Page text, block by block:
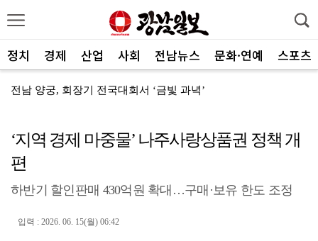
정치 경제 산업 사회 전남뉴스 문화·연예 스포츠
전남 양궁, 회장기 전국대회서 ‘금빛 과녁’
광양제철소, 독거노인 지원금 4000만원 전달
나주교육지원청, 제1회 청소년창업박람회 성료
여수세계섬박람회 성공 향해 자원봉사자 나선다
전남광주 관광 매력 사진에 담는다
‘지역 경제 마중물’ 나주사랑상품권 정책 개
편
하반기 할인판매 430억원 확대…구매·보유 한도 조정
입력 : 2026. 06. 15(월) 06:42